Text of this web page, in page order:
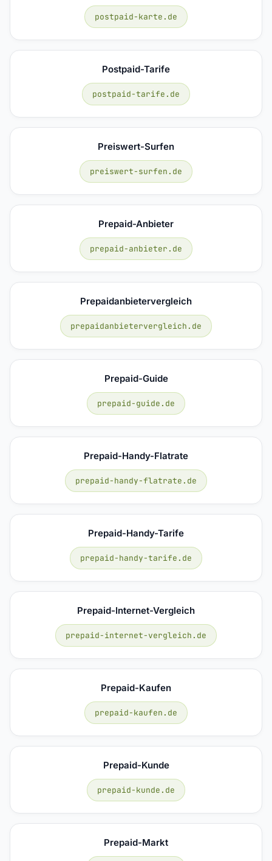
postpaid-karte.de
Postpaid-Tarife
postpaid-tarife.de
Preiswert-Surfen
preiswert-surfen.de
Prepaid-Anbieter
prepaid-anbieter.de
Prepaidanbietervergleich
prepaidanbietervergleich.de
Prepaid-Guide
prepaid-guide.de
Prepaid-Handy-Flatrate
prepaid-handy-flatrate.de
Prepaid-Handy-Tarife
prepaid-handy-tarife.de
Prepaid-Internet-Vergleich
prepaid-internet-vergleich.de
Prepaid-Kaufen
prepaid-kaufen.de
Prepaid-Kunde
prepaid-kunde.de
Prepaid-Markt